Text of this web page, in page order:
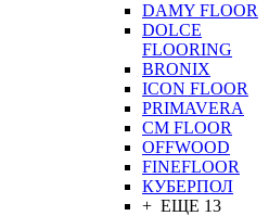
DAMY FLOOR
DOLCE
FLOORING
BRONIX
ICON FLOOR
PRIMAVERA
CM FLOOR
OFFWOOD
FINEFLOOR
КУБЕРПОЛ
+ ЕЩЕ 13